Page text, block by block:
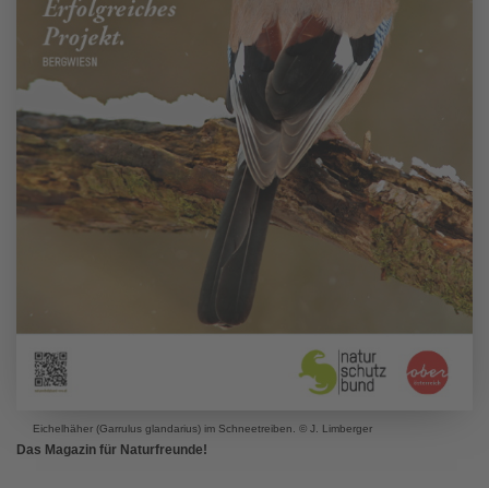
Eichelhäher (Garrulus glandarius) im Schneetreiben. © J. Limberger
Das Magazin für Naturfreunde!